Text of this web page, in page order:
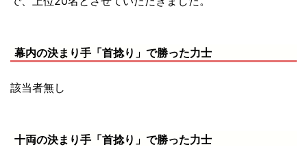
幕内の決まり手「首捻り」で勝った力士
該当者無し
十両の決まり手「首捻り」で勝った力士